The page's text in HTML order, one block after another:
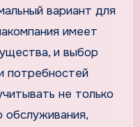
вариант для
имеет
и выбор
потребностей
не только
обслуживания,